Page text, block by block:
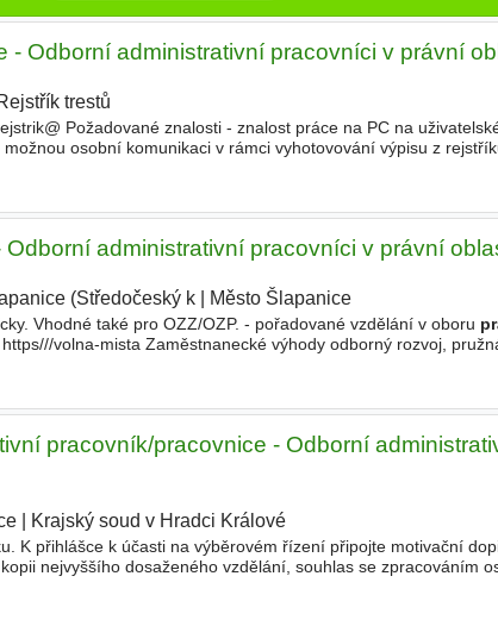
- Odborní administrativní pracovníci v právní
trestů
Požadované znalosti - znalost práce na PC na
osobní komunikaci v rámci vyhotovování výpisu z
administrativní pracovníci v právní
(Středočeský k| Město Šlapanice|
Vhodné také pro OZZ/OZP. - pořadované vzdělání v oboru
volna-mista Zaměstnanecké výhody odborný rozvoj,
pracovník/pracovnice - Odborní
| Krajský soud v Hradci Králové|
K přihlášce k účasti na výběrovém řízení připojte motivační
nejvyššího dosaženého vzdělání, souhlas se zpracováním